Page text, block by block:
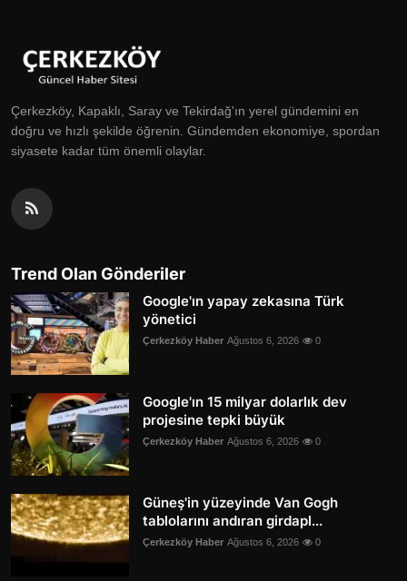
Çerkezköy, Kapaklı, Saray ve Tekirdağ'ın yerel gündemini en
doğru ve hızlı şekilde öğrenin. Gündemden ekonomiye, spordan
siyasete kadar tüm önemli olaylar.
Trend Olan Gönderiler
Google'ın yapay zekasına Türk
yönetici
Çerkezköy Haber Ağustos 6, 2026 0
Google'ın 15 milyar dolarlık dev
projesine tepki büyük
Çerkezköy Haber Ağustos 6, 2026 0
Güneş'in yüzeyinde Van Gogh
tablolarını andıran girdapl...
Çerkezköy Haber Ağustos 6, 2026 0